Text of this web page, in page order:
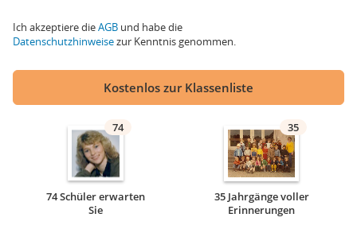
Ich akzeptiere dieAGB und habe die
Datenschutzhinweisezur Kenntnis genommen.
Kostenlos zur Klassenliste
74
74 Schüler erwarten
Sie
35
35 Jahrgänge voller
Erinnerungen